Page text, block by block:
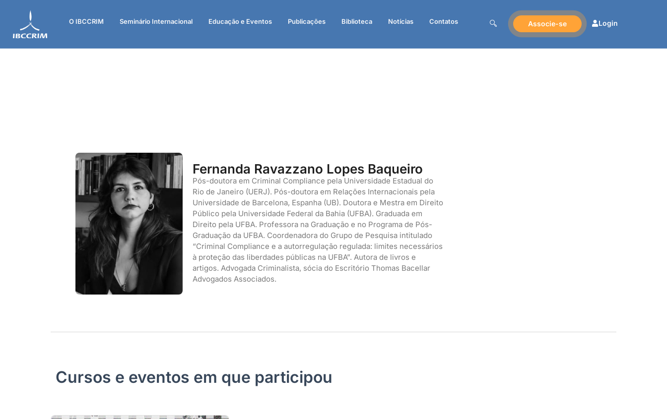
O IBCCRIM Seminário Internacional Educação e Eventos Publicações Biblioteca Notícias Contatos Associe-se Login
Fernanda Ravazzano Lopes Baqueiro
Pós-doutora em Criminal Compliance pela Universidade Estadual do
Rio de Janeiro (UERJ). Pós-doutora em Relações Internacionais pela
Universidade de Barcelona, Espanha (UB). Doutora e Mestra em Direito
Público pela Universidade Federal da Bahia (UFBA). Graduada em
Direito pela UFBA. Professora na Graduação e no Programa de Pós-
Graduação da UFBA. Coordenadora do Grupo de Pesquisa intitulado
“Criminal Compliance e a autorregulação regulada: limites necessários
à proteção das liberdades públicas na UFBA”. Autora de livros e
artigos. Advogada Criminalista, sócia do Escritório Thomas Bacellar
Advogados Associados.
Cursos e eventos em que participou